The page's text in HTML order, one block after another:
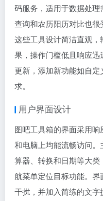
码服务，适用于数据处
查询和农历阳历对比也很
这些工具设计简洁直观
果，操作门槛低且响应
更新，添加新功能如自
求。
用户界面设计
图吧工具箱的界面采用
和电脑上均能流畅访问
算器、转换和日期等大
航菜单定位目标功能。
干扰，并加入简练的文